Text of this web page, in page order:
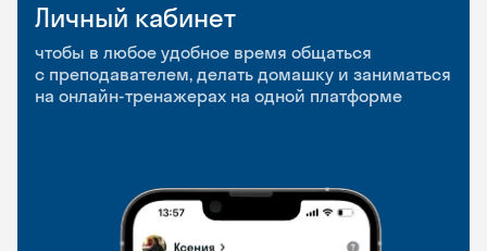
Личный кабинет
чтобы в любое удобное время общаться
с преподавателем, делать домашку и заниматься
на онлайн-тренажерах на одной платформе
Мобильное
приложение
чтобы заниматься и изучать новые слова где
и когда удобно
Разговорные клубы
и Talks
Групповые занятия для разговорной практики
и индивидуальные встречи с преподавателями